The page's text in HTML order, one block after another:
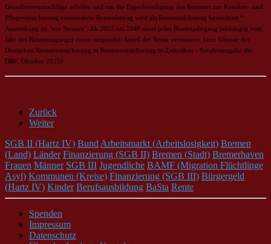
Grundrentenzuschläge erhöhte und um die Eigenbeteiligung des Rentners zur Kranken- und
Pflegeversicherung verminderte Rentenbetrag wird als Rentenzahlbetrag bezeichnet.“
Anmerkung zu "vor Steuern": Ab 2005 bis 2040 muss jeder Rentenjahrgang (abhängig vom
Jahr des Rentenzugangs) einen steigenden Anteil der Rente versteuern. (aus: Glossar der
Deutschen Rentenversicherung in Rentenversicherung in Zeitreihen - Sonderausgabe der
DRV, Oktober 2025)
Zurück
Weiter
SGB II (Hartz IV) Bund Arbeitsmarkt (Arbeitslosigkeit) Bremen
(Land) Länder Finanzierung (SGB II) Bremen (Stadt) Bremerhaven
Frauen Männer SGB III Jugendliche BAMF (Migration Flüchtlinge
Asyl) Kommunen (Kreise) Finanzierung (SGB III) Bürgergeld
(Hartz IV) Kinder Berufsausbildung BaSta Rente
Spenden
Impressum
Datenschutz